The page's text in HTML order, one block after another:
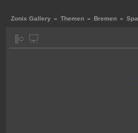
Zonix Gallery » Themen » Bremen »